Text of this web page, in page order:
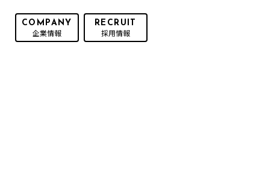
COMPANY
企業情報
RECRUIT
採用情報